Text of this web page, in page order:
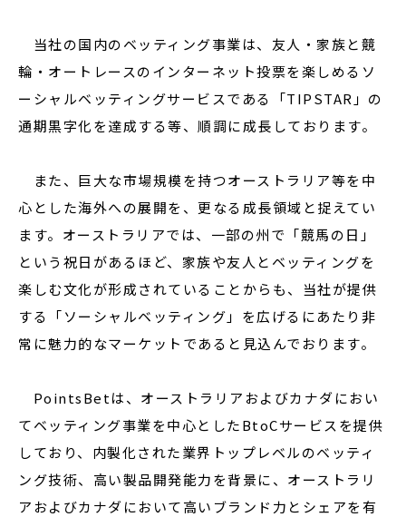
当社の国内のベッティング事業は、友人・家族と競
輪・オートレースのインターネット投票を楽しめるソ
ーシャルベッティングサービスである「TIPSTAR」の
通期黒字化を達成する等、順調に成長しております。
また、巨大な市場規模を持つオーストラリア等を中
心とした海外への展開を、更なる成長領域と捉えてい
ます。オーストラリアでは、一部の州で「競馬の日」
という祝日があるほど、家族や友人とベッティングを
楽しむ文化が形成されていることからも、当社が提供
する「ソーシャルベッティング」を広げるにあたり非
常に魅力的なマーケットであると見込んでおります。
PointsBetは、オーストラリアおよびカナダにおい
てベッティング事業を中心としたBtoCサービスを提供
しており、内製化された業界トップレベルのベッティ
ング技術、高い製品開発能力を背景に、オーストラリ
アおよびカナダにおいて高いブランド力とシェアを有